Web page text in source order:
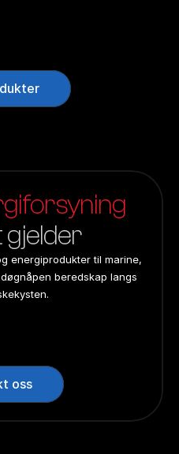
gjelder
energiprodukter til marine,
beredskap langs
oss